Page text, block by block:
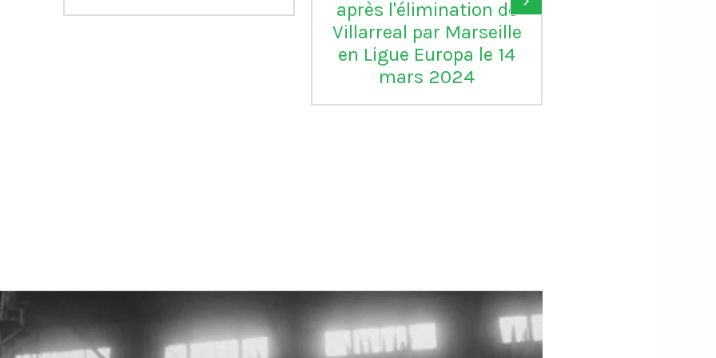
après l'élimination de
Villarreal par Marseille
en Ligue Europa le 14
mars 2024